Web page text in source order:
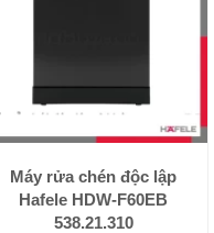
Máy rửa chén độc lập
Hafele HDW-F60EB
538.21.310